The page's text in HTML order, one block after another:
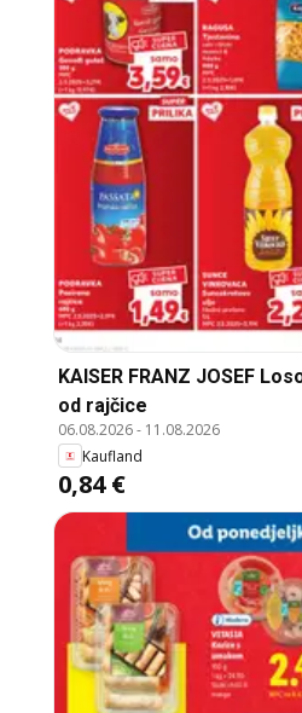
KAISER FRANZ JOSEF
od rajčice
06.08.2026- 11.08.2026
Kaufland
0,84 €